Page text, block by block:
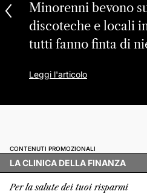
Minorenni bevono
discoteche e locali
tutti fanno finta di
Leggi l'articolo
CONTENUTI PROMOZIONALI
LA CLINICA DELLA FINANZA
Per la salute dei tuoi risparmi